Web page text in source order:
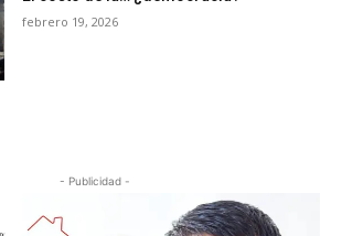
febrero 19, 2026
- Publicidad -